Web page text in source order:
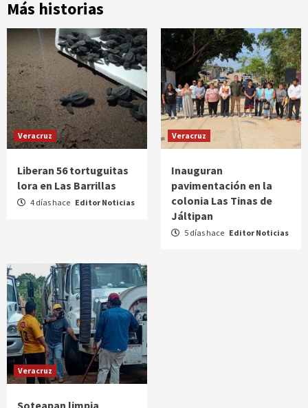
Más historias
Veracruz
Liberan 56 tortuguitas
lora en Las Barrillas
4 días hace Editor Noticias
Veracruz
Inauguran
pavimentación en la
colonia Las Tinas de
Jáltipan
5 días hace Editor Noticias
Veracruz
Soteapan limpia